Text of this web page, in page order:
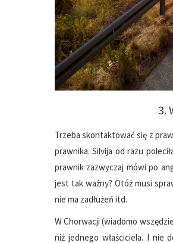
3.
Trzeba skontaktować się z
prawnika. Silvija od razu
prawnik zazwyczaj mówi po
jest tak ważny? Otóż musi
nie ma zadłużeń itd.
W Chorwacji (wiadomo
niż jednego właściciela. I nie